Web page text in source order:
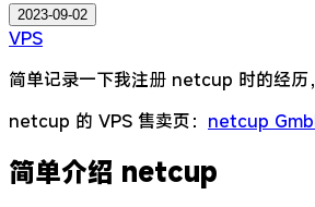
2023-09-02
VPS
简单记录一下我注册 netcup 时的经
netcup 的 VPS 售卖页： netcup
简单介绍 netcup